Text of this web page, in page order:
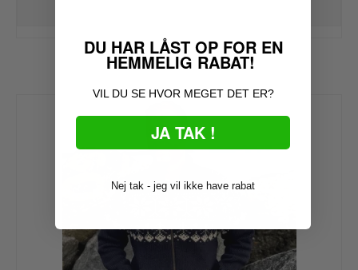
DU HAR LÅST OP FOR EN
HEMMELIG RABAT!
VIL DU SE HVOR MEGET DET ER?
JA TAK !
Nej tak - jeg vil ikke have rabat